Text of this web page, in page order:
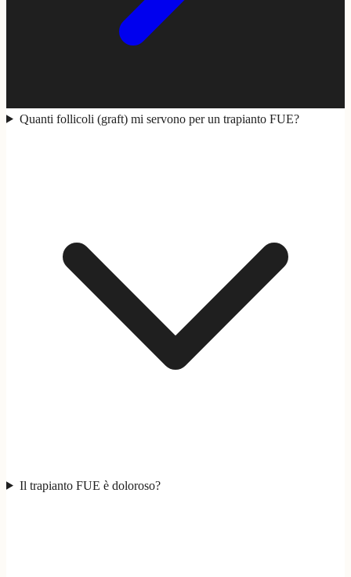
Quanti follicoli (graft) mi servono per un trapianto FUE?
Il trapianto FUE è doloroso?